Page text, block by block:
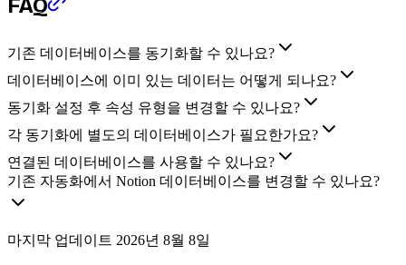
FAQ
기존 데이터베이스를 동기화할 수 있나요?
데이터베이스에 이미 있는 데이터는 어떻게 되나요?
동기화 설정 후 속성 유형을 변경할 수 있나요?
각 동기화에 별도의 데이터베이스가 필요한가요?
연결된 데이터베이스를 사용할 수 있나요?
기존 자동화에서 Notion 데이터베이스를 변경할 수 있나요?
마지막 업데이트 2026년 8월 8일